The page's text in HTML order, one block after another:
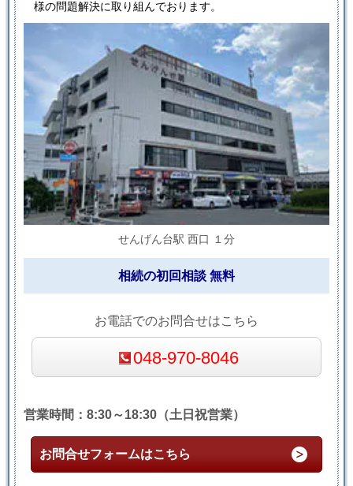
様の問題解決に取り組んでおります。
せんげん台駅 西口 １分
相続の初回相談 無料
お電話でのお問合せはこちら
048-970-8046
営業時間：8:30～18:30（土日祝営業）
お問合せフォームはこちら